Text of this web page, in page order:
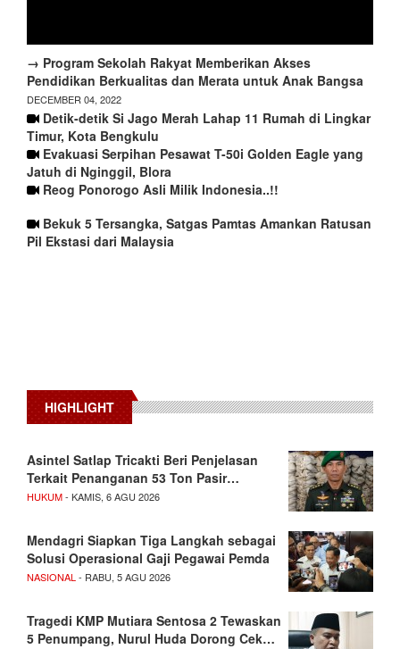
→ Program Sekolah Rakyat Memberikan Akses
Pendidikan Berkualitas dan Merata untuk Anak Bangsa
DECEMBER 04, 2022
Detik-detik Si Jago Merah Lahap 11 Rumah di Lingkar
Timur, Kota Bengkulu
Evakuasi Serpihan Pesawat T-50i Golden Eagle yang
Jatuh di Nginggil, Blora
Reog Ponorogo Asli Milik Indonesia..!!
Bekuk 5 Tersangka, Satgas Pamtas Amankan Ratusan
Pil Ekstasi dari Malaysia
HIGHLIGHT
Asintel Satlap Tricakti Beri Penjelasan
Terkait Penanganan 53 Ton Pasir…
HUKUM- KAMIS, 6 AGU 2026
Mendagri Siapkan Tiga Langkah sebagai
Solusi Operasional Gaji Pegawai Pemda
NASIONAL- RABU, 5 AGU 2026
Tragedi KMP Mutiara Sentosa 2 Tewaskan
5 Penumpang, Nurul Huda Dorong Cek…